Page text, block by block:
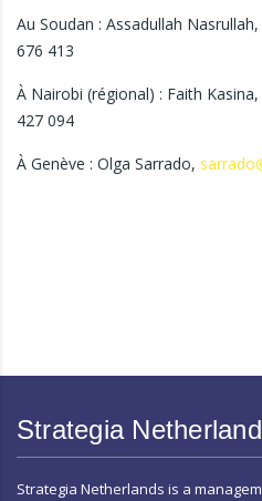
Au Soudan : Assadullah
676 413
À Nairobi (régional) : Faith Kasina,
427 094
À Genève : Olga Sarrado,
Strategia
Strategia Netherlands is a